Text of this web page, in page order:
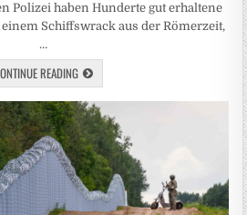
Polizei haben Hunderte gut erhaltene
Schiffswrack aus der Römerzeit,
…
READING